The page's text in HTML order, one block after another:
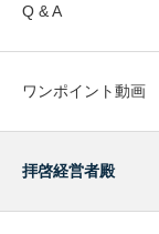
Q & A
ワンポイント動画
拝啓経営者殿